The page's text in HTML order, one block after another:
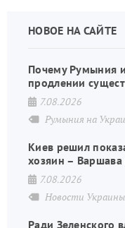
НОВОЕ НА САЙТЕ
Почему Румыния
продлении
7.08.2026
Румыния на
Киев решил
хозяин –
7.08.2026
Новости Украины
Ради Зеленского